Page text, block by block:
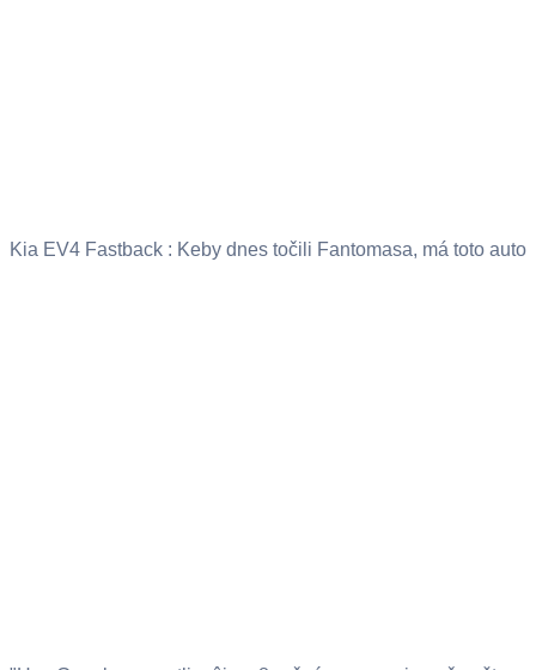
Kia EV4 Fastback : Keby dnes točili Fantomasa, má toto auto